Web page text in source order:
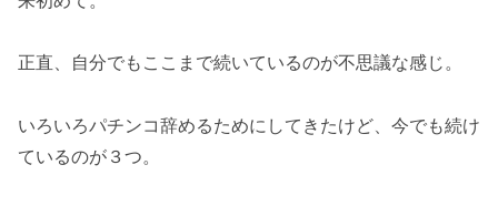
正直、自分でもここまで続いているのが不思議な感じ。
いろいろパチンコ辞めるためにしてきたけど、今でも続け
ているのが３つ。